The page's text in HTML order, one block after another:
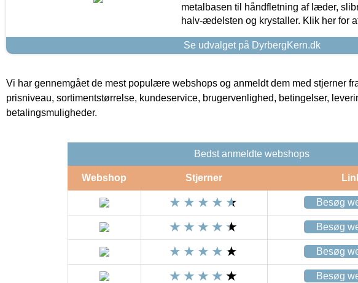
metalbasen til håndfletning af læder,
halv-ædelsten og krystaller. Klik her for
Se udvalget på DyrbergKern.dk
Vi har gennemgået de mest populære webshops og anmeldt dem med stjerner
prisniveau, sortimentstørrelse, kundeservice, brugervenlighed, betingelser,
betalingsmuligheder.
Bedst anmeldte webshops
Webshop Stjerner
Besøg
Besøg
Besøg
Besøg